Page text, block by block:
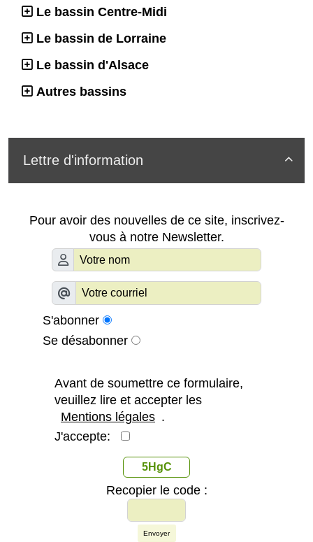
Le bassin Centre-Midi
Le bassin de Lorraine
Le bassin d'Alsace
Autres bassins

Lettre d'information
Pour avoir des nouvelles de ce site, inscrivez-
vous à notre Newsletter.
S'abonner
Se désabonner
Avant de soumettre ce formulaire,
veuillez lire et accepter les
Mentions légales .
J'accepte:
5HgC
Recopier le code :
Envoyer